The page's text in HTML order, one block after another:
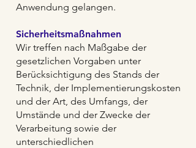
Anwendung gelangen.
Sicherheitsmaßnahmen
Wir treffen nach Maßgabe der
gesetzlichen Vorgaben unter
Berücksichtigung des Stands der
Technik, der Implementierungskosten
und der Art, des Umfangs, der
Umstände und der Zwecke der
Verarbeitung sowie der
unterschiedlichen